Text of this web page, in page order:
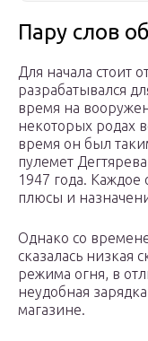
Пару слов
Для начала стоит
разрабатывался
время на
некоторых родах
время он был
пулемет
1947 года.
плюсы и
Однако со
сказалась низкая
режима огня, в
неудобная
магазине.